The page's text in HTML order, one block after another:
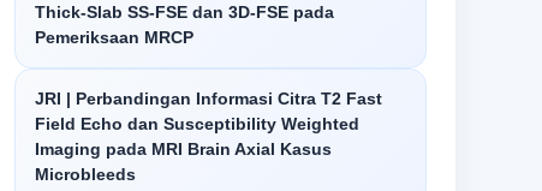
Thick-Slab SS-FSE dan 3D-FSE pada
Pemeriksaan MRCP
JRI | Perbandingan Informasi Citra T2 Fast
Field Echo dan Susceptibility Weighted
Imaging pada MRI Brain Axial Kasus
Microbleeds